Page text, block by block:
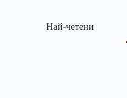
Най-четени